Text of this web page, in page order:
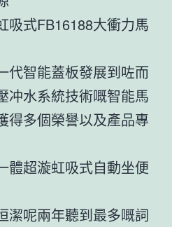
吸式FB16188大衝力馬
代智能蓋板發展到咗而
冲水系統技術嘅智能馬
得多個榮譽以及產品專
體超漩虹吸式自動坐便
潔呢兩年聽到最多嘅詞